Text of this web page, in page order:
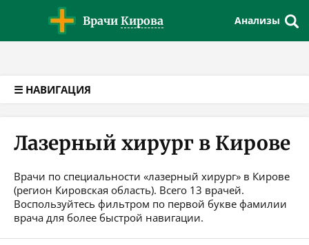
Врачи Кирова Анализы
☰ НАВИГАЦИЯ
Лазерный хирург в Кирове
Врачи по специальности «лазерный хирург» в Кирове
(регион Кировская область). Всего 13 врачей.
Воспользуйтесь фильтром по первой букве фамилии
врача для более быстрой навигации.